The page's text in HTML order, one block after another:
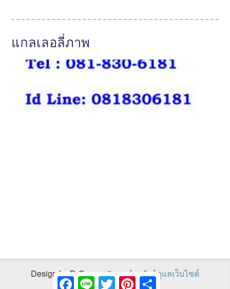
Facebook
Line Twitter PinterestShare
แกลเลอลี่ภาพ
Design by D-Connectionsสำหรับผู้ดูแลเว็บไซต์